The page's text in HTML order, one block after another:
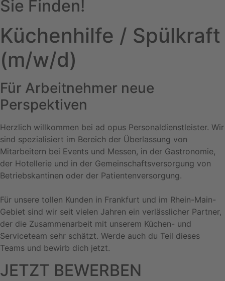
Sie Finden!
Küchenhilfe / Spülkraft
(m/w/d)
Für Arbeitnehmer neue
Perspektiven
Herzlich willkommen bei ad opus Personaldienstleister. Wir
sind spezialisiert im Bereich der Überlassung von
Mitarbeitern bei Events und Messen, in der Gastronomie,
der Hotellerie und in der Gemeinschaftsversorgung von
Betriebskantinen oder der Patientenversorgung.
Für unsere tollen Kunden in Frankfurt und im Rhein-Main-
Gebiet sind wir seit vielen Jahren ein verlässlicher Partner,
der die Zusammenarbeit mit unserem Küchen- und
Serviceteam sehr schätzt. Werde auch du Teil dieses
Teams und bewirb dich jetzt.
JETZT BEWERBEN